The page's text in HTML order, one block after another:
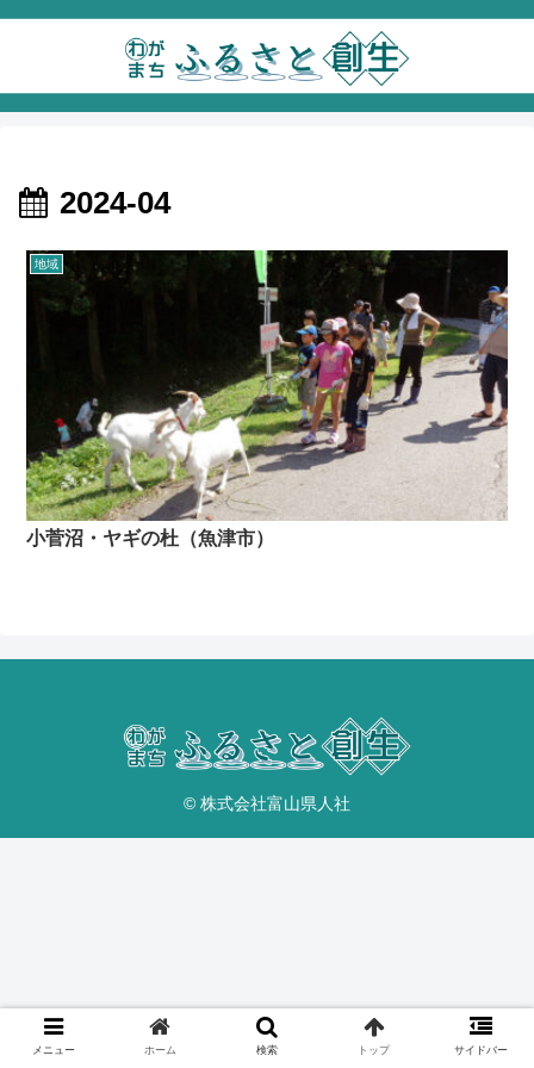
2024-04
地域
小菅沼・ヤギの杜（魚津市）
© 株式会社富山県人社
メニュー ホーム 検索 トップ サイドバー